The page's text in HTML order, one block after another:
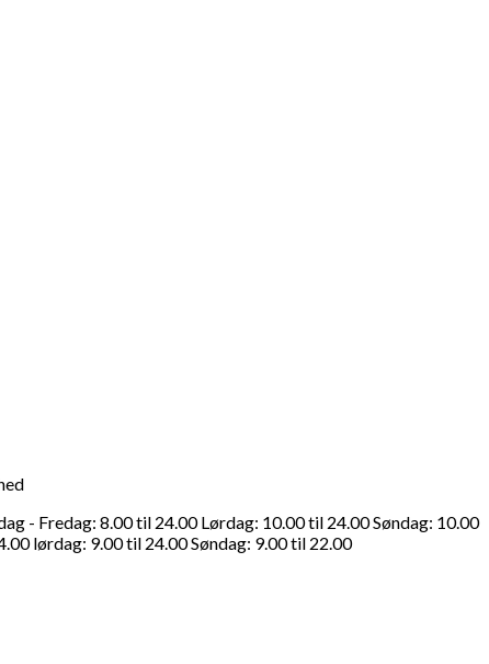
- Fredag: 8.00 til 24.00 Lørdag: 10.00 til 24.00 Søndag: 10.00
lørdag: 9.00 til 24.00 Søndag: 9.00 til 22.00